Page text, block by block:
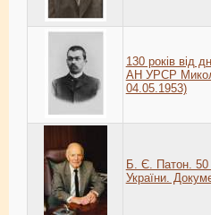
130 років від
АН УРСР
04.05.1953)
Б. Є. Патон. 50
України.